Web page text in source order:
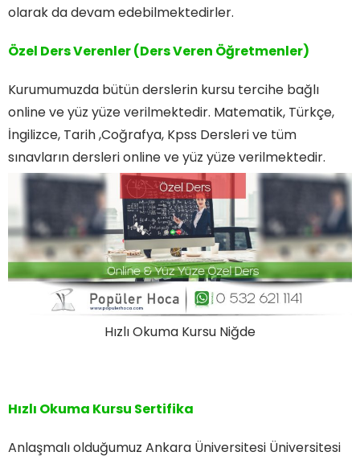
olarak da devam edebilmektedirler.
Özel DersVerenler (Ders Veren Öğretmenler)
Kurumumuzda bütün derslerin kursu tercihe bağlı
online ve yüz yüze verilmektedir. Matematik, Türkçe,
İngilizce, Tarih ,Coğrafya, Kpss Dersleri ve tüm
sınavların dersleri online ve yüz yüze verilmektedir.
Hızlı Okuma Kursu Niğde
Hızlı Okuma Kursu Sertifika
Anlaşmalı olduğumuz Ankara Üniversitesi Üniversitesi